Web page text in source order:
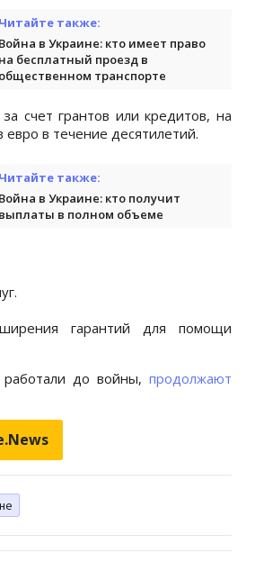
Читайте также:
Война в Украине: кто имеет право
на бесплатный проезд в
общественном транспорте
счет грантов или кредитов, на
в течение десятилетий.
Читайте также:
Война в Украине: кто получит
выплаты в полном объеме
гарантий для помощи
до войны, продолжают